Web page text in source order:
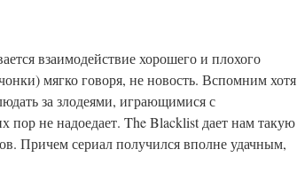
взаимодействие хорошего и плохого
мягко говоря, не новость. Вспомним хотя
за злодеями, играющимися с
не надоедает. The Blacklist дает нам такую
Причем сериал получился вполне удачным,